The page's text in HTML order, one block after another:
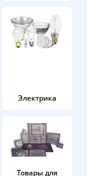
Электрика
Товары для
раз в 2